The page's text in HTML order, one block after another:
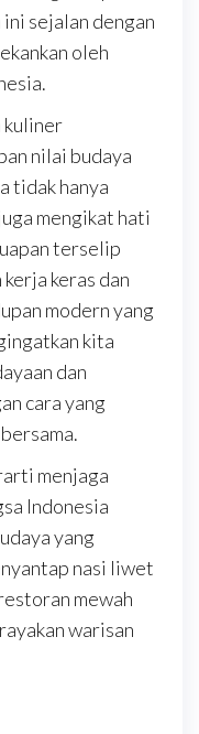
sejalan dengan
oleh
kuliner
nilai budaya
tidak hanya
mengikat hati
terselip
keras dan
modern yang
kita
dan
cara yang
menjaga
Indonesia
yang
nasi liwet
mewah
warisan